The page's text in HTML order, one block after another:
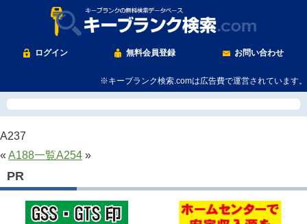
ログイン 無料会員登録 お問い合わせ
※キーブランク検索.comは広告費で運営されています。
A237
« A188一覧A254 »
PR